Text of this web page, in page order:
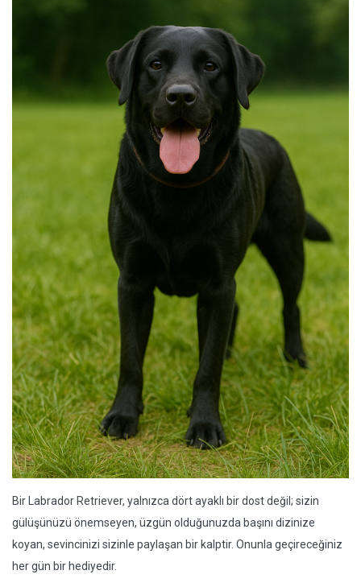
Bir Labrador Retriever, yalnızca dört ayaklı bir dost değil; sizin
gülüşünüzü önemseyen, üzgün olduğunuzda başını dizinize
koyan, sevincinizi sizinle paylaşan bir kalptir. Onunla geçireceğiniz
her gün bir hediyedir.